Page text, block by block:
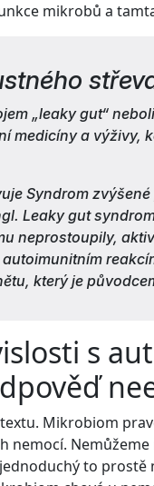
mikrobů a
„leaky gut“
medicíny a výživy,
Syndrom
Leaky gut
neprostoupily,
který je
s
Mikrobiom
nemocí.
to